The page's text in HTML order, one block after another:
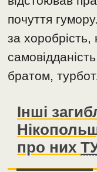
почуття
за хоробрість,
братом,
Інші
про них